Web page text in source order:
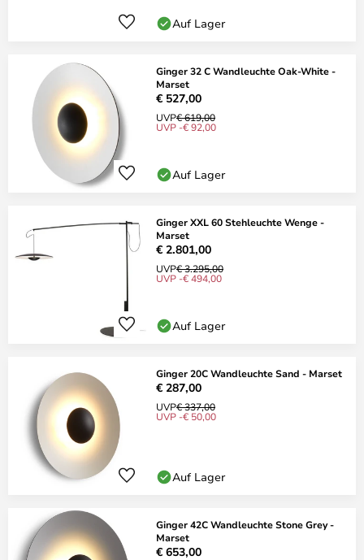
Auf Lager
Ginger 32 C Wandleuchte Oak-White -
Marset
€ 527,00
UVP€ 619,00
UVP -€ 92,00
Auf Lager
Ginger XXL 60 Stehleuchte Wenge -
Marset
€ 2.801,00
UVP€ 3.295,00
UVP -€ 494,00
Auf Lager
Ginger 20C Wandleuchte Sand - Marset
€ 287,00
UVP€ 337,00
UVP -€ 50,00
Auf Lager
Ginger 42C Wandleuchte Stone Grey -
Marset
€ 653,00